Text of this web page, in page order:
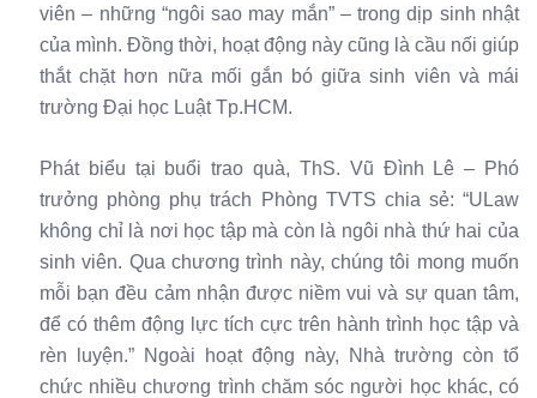
viên – những “ngôi sao may mắn” – trong dịp sinh nhật
của mình. Đồng thời, hoạt động này cũng là cầu nối giúp
thắt chặt hơn nữa mối gắn bó giữa sinh viên và mái
trường Đại học Luật Tp.HCM.
Phát biểu tại buổi trao quà, ThS. Vũ Đình Lê – Phó
trưởng phòng phụ trách Phòng TVTS chia sẻ: “ULaw
không chỉ là nơi học tập mà còn là ngôi nhà thứ hai của
sinh viên. Qua chương trình này, chúng tôi mong muốn
mỗi bạn đều cảm nhận được niềm vui và sự quan tâm,
để có thêm động lực tích cực trên hành trình học tập và
rèn luyện.” Ngoài hoạt động này, Nhà trường còn tổ
chức nhiều chương trình chăm sóc người học khác, có